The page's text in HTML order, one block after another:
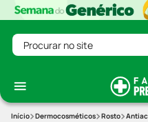
Procurar no site
Dermocosméticos Rosto